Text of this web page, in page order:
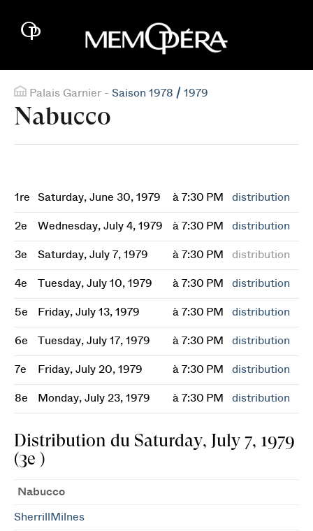
Palais Garnier - Saison 1978 / 1979
Nabucco
1re Saturday, June 30, 1979 à 7:30 PM distribution
2e Wednesday, July 4, 1979 à 7:30 PM distribution
3e Saturday, July 7, 1979 à 7:30 PM distribution
4e Tuesday, July 10, 1979 à 7:30 PM distribution
5e Friday, July 13, 1979 à 7:30 PM distribution
6e Tuesday, July 17, 1979 à 7:30 PM distribution
7e Friday, July 20, 1979 à 7:30 PM distribution
8e Monday, July 23, 1979 à 7:30 PM distribution
Distribution du Saturday, July 7, 1979
(3e )
Nabucco
SherrillMilnes